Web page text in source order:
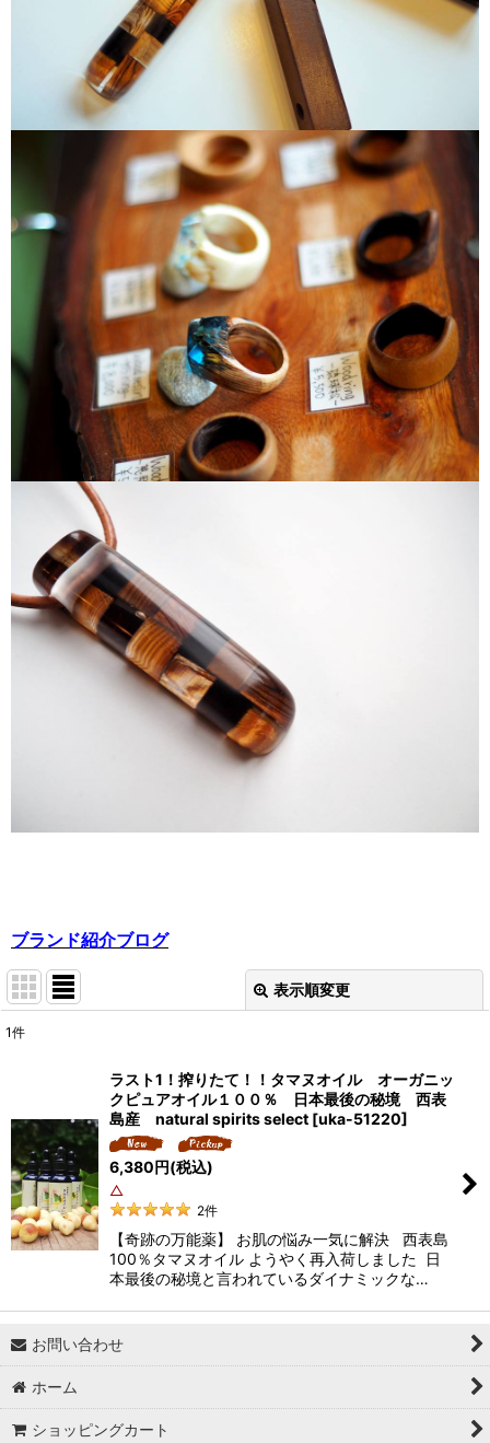
ブランド紹介ブログ
表示順変更
1件
ラスト1！搾りたて！！タマヌオイル オーガニッ
クピュアオイル１００％ 日本最後の秘境 西表
島産 natural spirits select [uka-51220]
6,380円(税込)
△
2件
【奇跡の万能薬】 お肌の悩み一気に解決 西表島
100％タマヌオイル ようやく再入荷しました 日
本最後の秘境と言われているダイナミックな…
お問い合わせ
ホーム
ショッピングカート